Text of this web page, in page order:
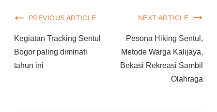
PREVIOUS ARTICLE
Kegiatan Tracking Sentul
Bogor paling diminati
tahun ini
NEXT ARTICLE
Pesona Hiking Sentul,
Metode Warga Kalijaya,
Bekasi Rekreasi Sambil
Olahraga